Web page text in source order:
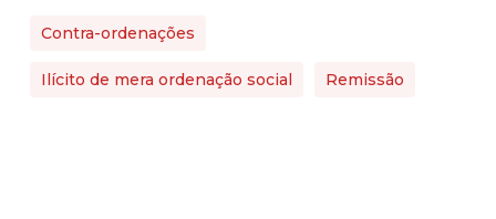
Contra-ordenações
Ilícito de mera ordenação social Remissão